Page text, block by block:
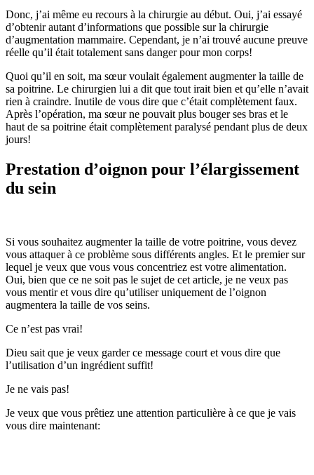
Donc, j’ai même eu recours à la chirurgie au début. Oui, j’ai essayé
d’obtenir autant d’informations que possible sur la chirurgie
d’augmentation mammaire. Cependant, je n’ai trouvé aucune preuve
réelle qu’il était totalement sans danger pour mon corps!
Quoi qu’il en soit, ma sœur voulait également augmenter la taille de
sa poitrine. Le chirurgien lui a dit que tout irait bien et qu’elle n’avait
rien à craindre. Inutile de vous dire que c’était complètement faux.
Après l’opération, ma sœur ne pouvait plus bouger ses bras et le
haut de sa poitrine était complètement paralysé pendant plus de deux
jours!
Prestation d’oignon pour l’élargissement
du sein
Si vous souhaitez augmenter la taille de votre poitrine, vous devez
vous attaquer à ce problème sous différents angles. Et le premier sur
lequel je veux que vous vous concentriez est votre alimentation.
Oui, bien que ce ne soit pas le sujet de cet article, je ne veux pas
vous mentir et vous dire qu’utiliser uniquement de l’oignon
augmentera la taille de vos seins.
Ce n’est pas vrai!
Dieu sait que je veux garder ce message court et vous dire que
l’utilisation d’un ingrédient suffit!
Je ne vais pas!
Je veux que vous prêtiez une attention particulière à ce que je vais
vous dire maintenant: